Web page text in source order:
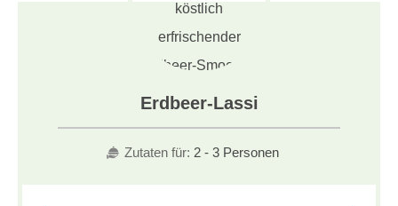
Erdbeer-Lassi
Zutaten für: 2 - 3 Personen